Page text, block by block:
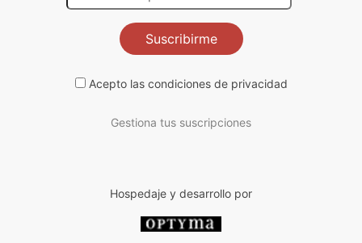
Suscribirme
Acepto las condiciones de privacidad
Gestiona tus suscripciones
Hospedaje y desarrollo por